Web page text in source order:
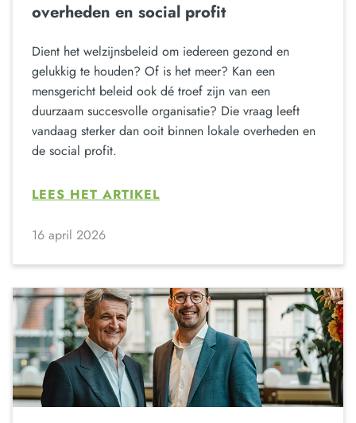
overheden en social profit
Dient het welzijnsbeleid om iedereen gezond en
gelukkig te houden? Of is het meer? Kan een
mensgericht beleid ook dé troef zijn van een
duurzaam succesvolle organisatie? Die vraag leeft
vandaag sterker dan ooit binnen lokale overheden en
de social profit.
LEES HET ARTIKEL
16 april 2026